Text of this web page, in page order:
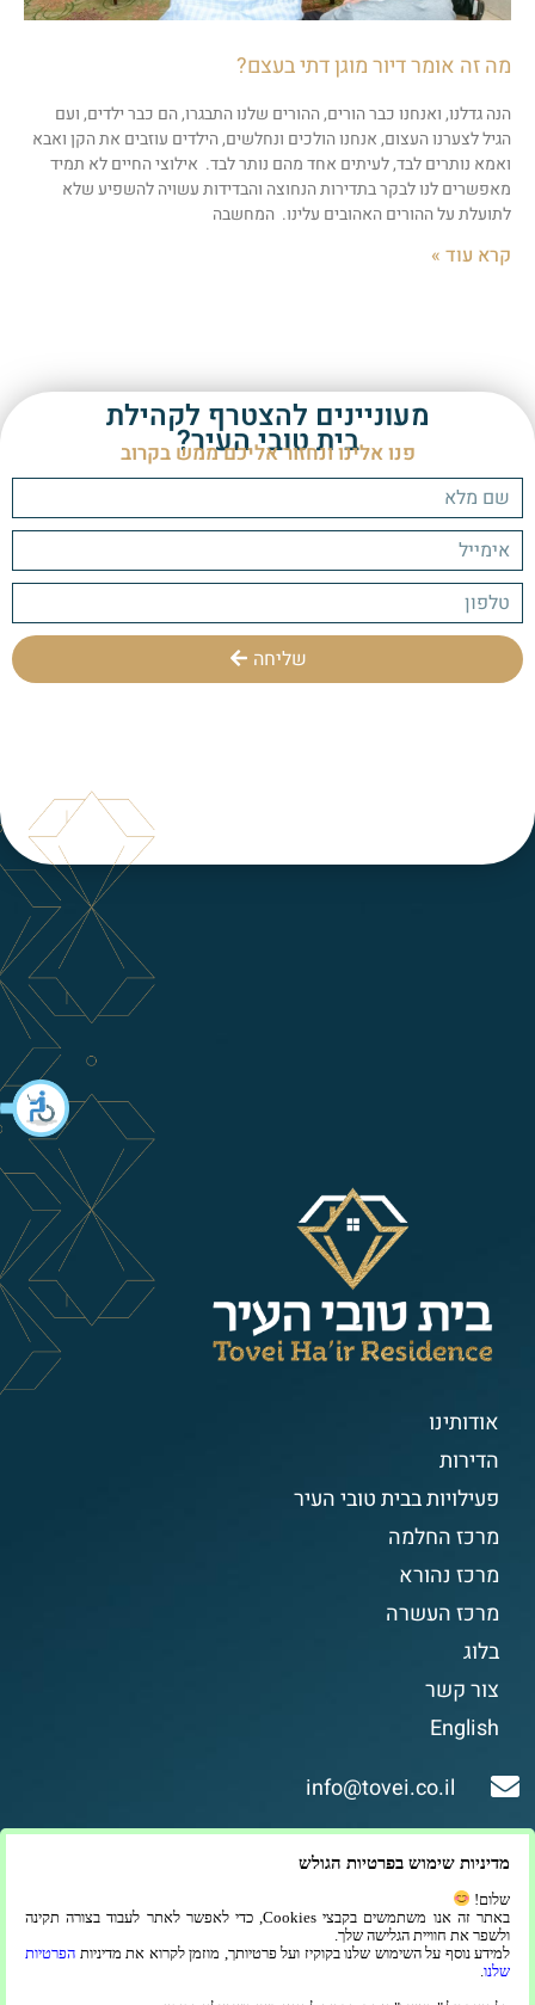
מה זה אומר דיור מוגן דתי בעצם?
הנה גדלנו, ואנחנו כבר הורים, ההורים שלנו התבגרו, הם כבר ילדים, ועם
הגיל לצערנו העצום, אנחנו הולכים ונחלשים, הילדים עוזבים את הקן ואבא
ואמא נותרים לבד, לעיתים אחד מהם נותר לבד. אילוצי החיים לא תמיד
מאפשרים לנו לבקר בתדירות הנחוצה והבדידות עשויה להשפיע שלא
לתועלת על ההורים האהובים עלינו. המחשבה
קרא עוד »
מעוניינים להצטרף לקהילת
בית טובי העיר?
פנו אלינו ונחזור אליכם ממש בקרוב
שליחה
אודותינו
הדירות
פעילויות בבית טובי העיר
מרכז החלמה
מרכז נהורא
מרכז העשרה
בלוג
צור קשר
English
info@tovei.co.il
*6422
דיור מוגן דתי, דיור מוגן יוקרתי ואיכותי לדתיים
בירושלים.
מדיניות שימוש בפרטיות הגולש
שלום!
באתר זה אנו משתמשים בקבצי Cookies, כדי לאפשר לאתר לעבוד בצורה תקינה
ולשפר את חוויית הגלישה שלך.
למידע נוסף על השימוש שלנו בקוקיז ועל פרטיותך, מוזמן לקרוא את מדיניות הפרטיות
שלנו.